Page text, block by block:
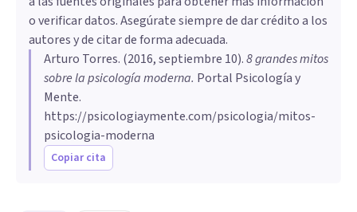
o verificar datos. Asegúrate siempre de dar crédito a los
autores y de citar de forma adecuada.
Arturo Torres. (2016, septiembre 10).​8 grandes mitos
sobre la psicología moderna. Portal Psicología y
Mente.
https://psicologiaymente.com/psicologia/mitos-
psicologia-moderna
Copiar cita